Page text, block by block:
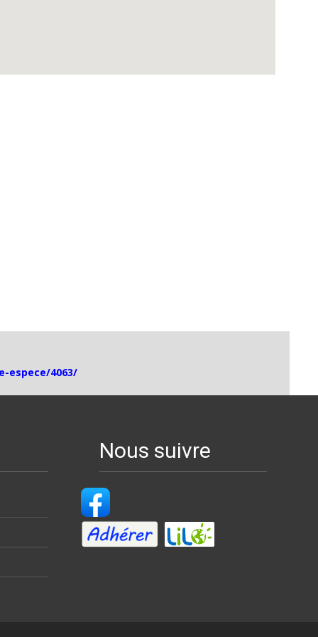
espece/4063/
Nous suivre